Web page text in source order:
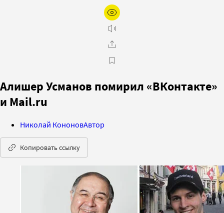
Алишер Усманов помирил «ВКонтакте»
и Mail.ru
Николай КононовАвтор
Копировать ссылку